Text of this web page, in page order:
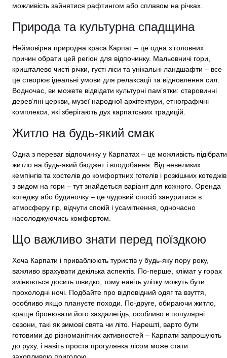
можливість зайнятися рафтингом або сплавом на річках.
Природа та культурна спадщина
Неймовірна природна краса Карпат – це одна з головних
причин обрати цей регіон для відпочинку. Мальовничі гори,
кришталево чисті річки, густі ліси та унікальні ландшафти – все
це створює ідеальні умови для релаксації та відновлення сил.
Водночас, ви можете відвідати культурні пам’ятки: старовинні
дерев’яні церкви, музеї народної архітектури, етнографічні
комплекси, які зберігають дух карпатських традицій.
Житло на будь-який смак
Одна з переваг відпочинку у Карпатах – це можливість підібрати
житло на будь-який бюджет і вподобання. Від невеликих
кемпінгів та хостелів до комфортних готелів і розкішних котеджів
з видом на гори – тут знайдеться варіант для кожного. Оренда
котеджу або будиночку – це чудовий спосіб зануритися в
атмосферу гір, відчути спокій і усамітнення, одночасно
насолоджуючись комфортом.
Що важливо знати перед поїздкою
Хоча Карпати і приваблюють туристів у будь-яку пору року,
важливо врахувати декілька аспектів. По-перше, клімат у горах
змінюється досить швидко, тому навіть улітку можуть бути
прохолодні ночі. Подбайте про відповідний одяг та взуття,
особливо якщо плануєте походи. По-друге, обираючи житло,
краще бронювати його заздалегідь, особливо в популярні
сезони, такі як зимові свята чи літо. Нарешті, варто бути
готовими до різноманітних активностей – Карпати запрошують
до руху, і навіть проста прогулянка лісом може стати